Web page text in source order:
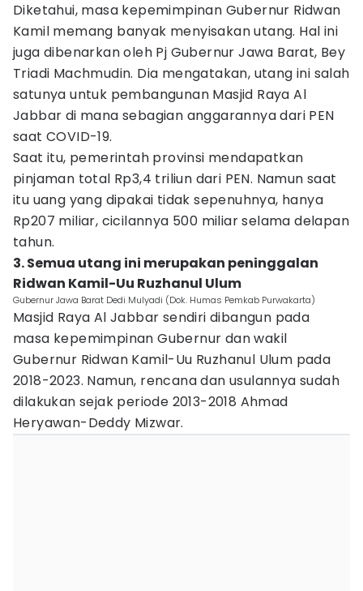
Diketahui, masa kepemimpinan Gubernur Ridwan
Kamil memang banyak menyisakan utang. Hal ini
juga dibenarkan oleh Pj Gubernur Jawa Barat, Bey
Triadi Machmudin. Dia mengatakan, utang ini salah
satunya untuk pembangunan Masjid Raya Al
Jabbar di mana sebagian anggarannya dari PEN
saat COVID-19.
Saat itu, pemerintah provinsi mendapatkan
pinjaman total Rp3,4 triliun dari PEN. Namun saat
itu uang yang dipakai tidak sepenuhnya, hanya
Rp207 miliar, cicilannya 500 miliar selama delapan
tahun.
3. Semua utang ini merupakan peninggalan
Ridwan Kamil-Uu Ruzhanul Ulum
Gubernur Jawa Barat Dedi Mulyadi (Dok. Humas Pemkab Purwakarta)
Masjid Raya Al Jabbar sendiri dibangun pada
masa kepemimpinan Gubernur dan wakil
Gubernur Ridwan Kamil-Uu Ruzhanul Ulum pada
2018-2023. Namun, rencana dan usulannya sudah
dilakukan sejak periode 2013-2018 Ahmad
Heryawan-Deddy Mizwar.